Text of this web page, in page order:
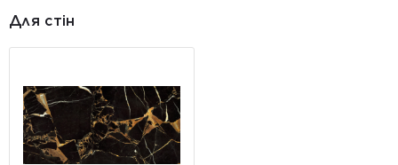
Для стін